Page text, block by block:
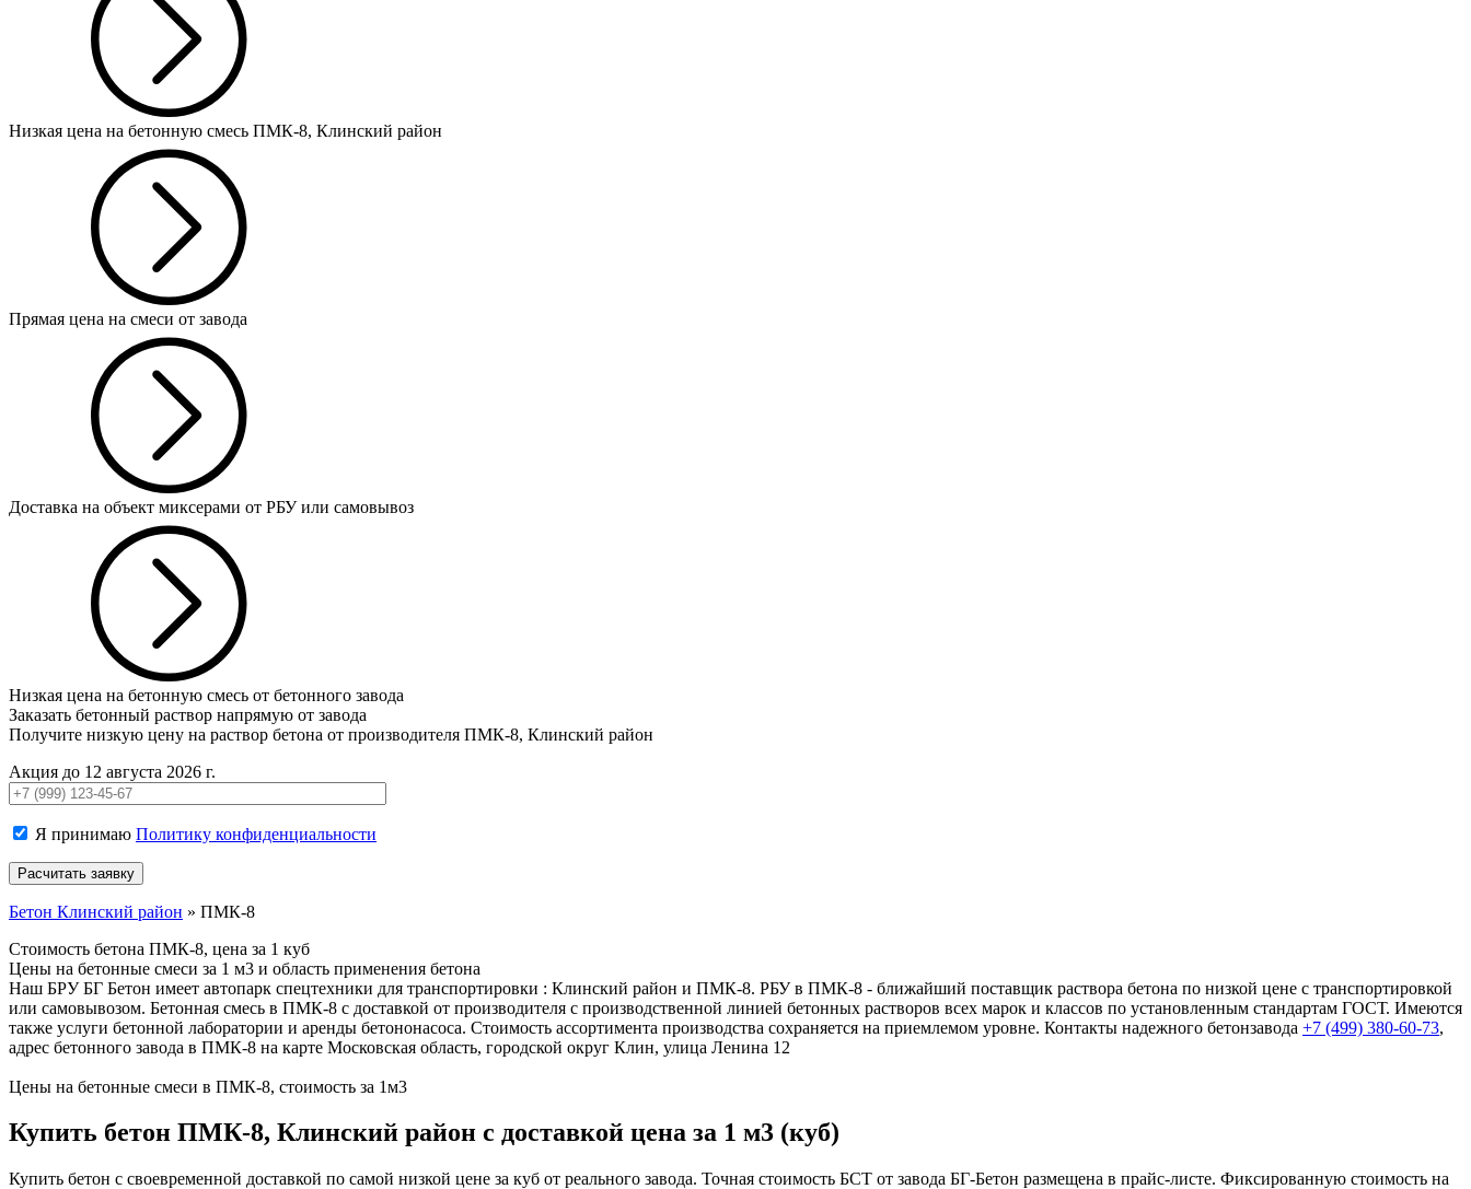
Низкая цена на бетонную смесь ПМК-8, Клинский район
Прямая цена на смеси от завода
Доставка на объект миксерами от РБУ или самовывоз
Низкая цена на бетонную смесь от бетонного завода
Заказать бетонный раствор напрямую от завода
Получите низкую цену на раствор бетона от производителя ПМК-8, Клинский район
Акция до 12 августа 2026 г.
Я принимаю Политику конфиденциальности
Бетон Клинский район » ПМК-8
Стоимость бетона ПМК-8, цена за 1 куб
Цены на бетонные смеси за 1 м3 и область применения бетона
Наш БРУ БГ Бетон имеет автопарк спецтехники для транспортировки : Клинский район и ПМК-8. РБУ в ПМК-8 - ближайший поставщик раствора бетона по низкой цене с транспортировкой
или самовывозом. Бетонная смесь в ПМК-8 с доставкой от производителя с производственной линией бетонных растворов всех марок и классов по установленным стандартам ГОСТ. Имеются
также услуги бетонной лаборатории и аренды бетононасоса. Стоимость ассортимента производства сохраняется на приемлемом уровне. Контакты надежного бетонзавода +7 (499) 380-60-73,
адрес бетонного завода в ПМК-8 на карте Московская область, городской округ Клин, улица Ленина 12
Цены на бетонные смеси в ПМК-8, стоимость за 1м3
Купить бетон ПМК-8, Клинский район с доставкой цена за 1 м3 (куб)
Купить бетон с своевременной доставкой по самой низкой цене за куб от реального завода. Точная стоимость БСТ от завода БГ-Бетон размещена в прайс-листе. Фиксированную стоимость на